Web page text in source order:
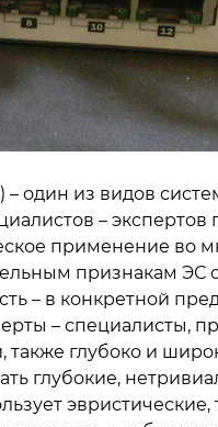
один из видов
–
применение во
признакам ЭС
– в конкретной
– специалисты,
глубоко и
глубокие,